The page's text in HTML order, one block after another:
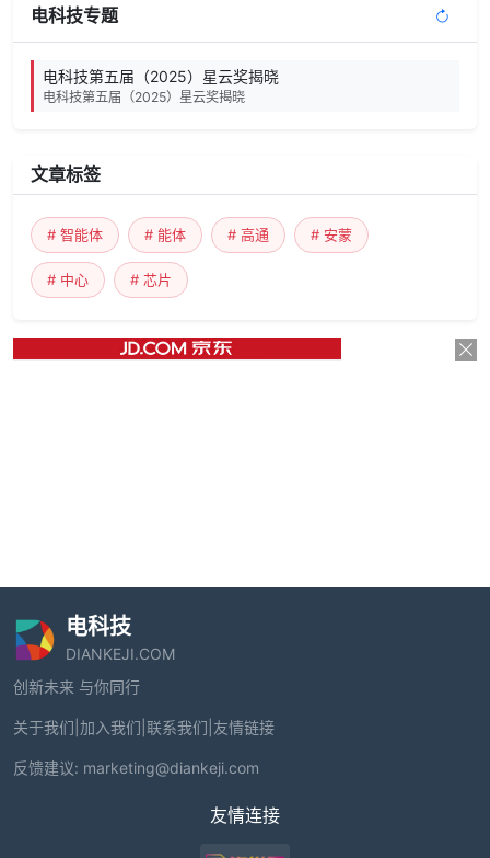
电科技专题
电科技第五届（2025）星云奖揭晓
电科技第五届（2025）星云奖揭晓
文章标签
# 智能体 # 能体 # 高通 # 安蒙
# 中心 # 芯片
电科技
DIANKEJI.COM
创新未来 与你同行
关于我们 加入我们 联系我们 友情链接
反馈建议: marketing@diankeji.com
友情连接